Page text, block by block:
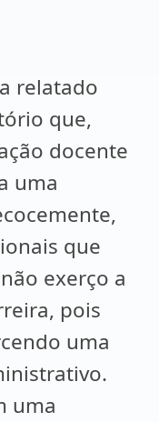
relatado
que,
docente
uma
que
exerço a
pois
uma
uma